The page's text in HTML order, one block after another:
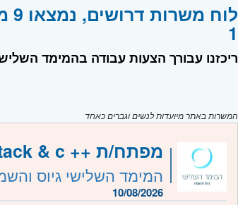
1
ריכזנו עבורך הצעות עבודה בהמימד
המשרות באתר מיועדות לנשים וגברים כאחד
מפתח/ת ++ full stack & c לצוות אלגוריתמים
המימד השלישי גיוס
10/08/2026